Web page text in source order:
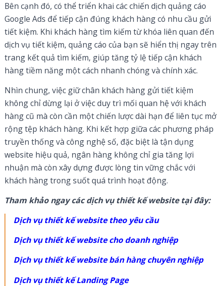
Bên cạnh đó, có thể triển khai các chiến dịch quảng cáo
Google Ads để tiếp cận đúng khách hàng có nhu cầu gửi
tiết kiệm. Khi khách hàng tìm kiếm từ khóa liên quan đến
dịch vụ tiết kiệm, quảng cáo của bạn sẽ hiển thị ngay trên
trang kết quả tìm kiếm, giúp tăng tỷ lệ tiếp cận khách
hàng tiềm năng một cách nhanh chóng và chính xác.
Nhìn chung, việc giữ chân khách hàng gửi tiết kiệm
không chỉ dừng lại ở việc duy trì mối quan hệ với khách
hàng cũ mà còn cần một chiến lược dài hạn để liên tục mở
rộng tệp khách hàng. Khi kết hợp giữa các phương pháp
truyền thống và công nghệ số, đặc biệt là tận dụng
website hiệu quả, ngân hàng không chỉ gia tăng lợi
nhuận mà còn xây dựng được lòng tin vững chắc với
khách hàng trong suốt quá trình hoạt động.
Tham khảo ngay các dịch vụ thiết kế website tại đây:
Dịch vụ thiết kế website theo yêu cầu
Dịch vụ thiết kế website cho doanh nghiệp
Dịch vụ thiết kế website bán hàng chuyên nghiệp
Dịch vụ thiết kế Landing Page